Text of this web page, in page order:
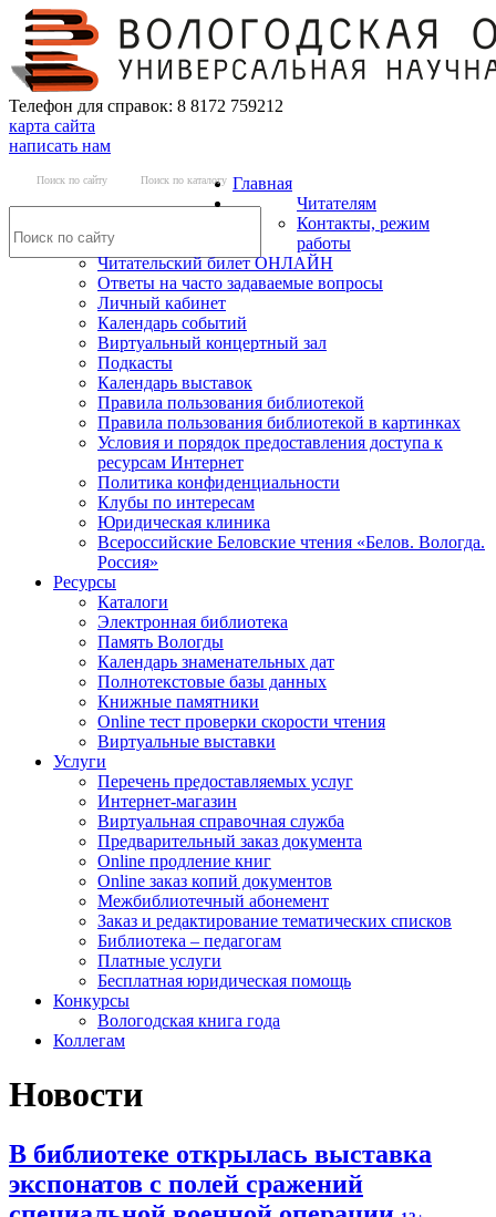
Телефон для справок: 8 8172 759212
карта сайта
написать нам
Поиск по сайту Поиск по каталогу Главная
Читателям
Контакты, режим
работы
Читательский билет ОНЛАЙН
Ответы на часто задаваемые вопросы
Личный кабинет
Календарь событий
Виртуальный концертный зал
Подкасты
Календарь выставок
Правила пользования библиотекой
Правила пользования библиотекой в картинках
Условия и порядок предоставления доступа к
ресурсам Интернет
Политика конфиденциальности
Клубы по интересам
Юридическая клиника
Всероссийские Беловские чтения «Белов. Вологда.
Россия»
Ресурсы
Каталоги
Электронная библиотека
Память Вологды
Календарь знаменательных дат
Полнотекстовые базы данных
Книжные памятники
Online тест проверки скорости чтения
Виртуальные выставки
Услуги
Перечень предоставляемых услуг
Интернет-магазин
Виртуальная справочная служба
Предварительный заказ документа
Online продление книг
Online заказ копий документов
Межбиблиотечный абонемент
Заказ и редактирование тематических списков
Библиотека – педагогам
Платные услуги
Бесплатная юридическая помощь
Конкурсы
Вологодская книга года
Коллегам
Новости
В библиотеке открылась выставка
экспонатов с полей сражений